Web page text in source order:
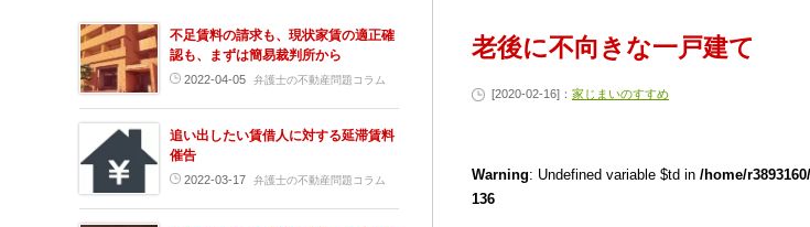
老後に不向きな一戸建て
[2020-02-16]： 家じまいのすすめ
Warning: Undefined variable $td in /home/
136
不足賃料の請求も、現状家賃の適正確
認も、まずは簡易裁判所から
2022-04-05 弁護士の不動産問題コラム
追い出したい賃借人に対する延滞賃料
催告
2022-03-17 弁護士の不動産問題コラム